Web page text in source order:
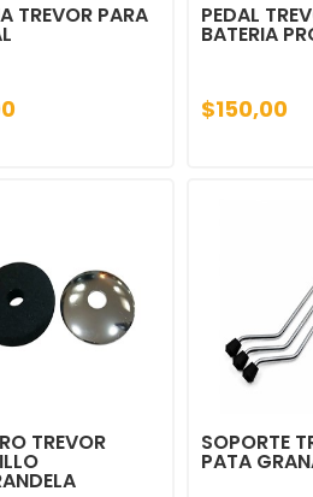
TREVOR PARA PEDAL
BATERIA
$150,00
TREVOR SOPORTE
PATA